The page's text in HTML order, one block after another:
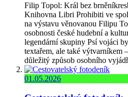
Filip Topol: Král bez
Knihovna Libri Prohibiti ve
na výstavu věnovanou Filipu
osobnosti české hudební a
legendární skupiny Psí vojáci
textařem, ale také výtvarníkem
důležitý způsob osobního
01.05.2026